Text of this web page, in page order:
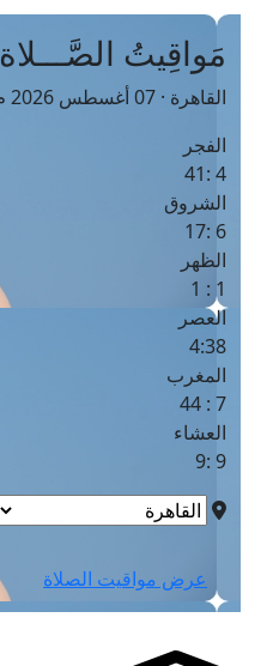
مَواقِيتُ الصَّـــلاة
القاهرة · 07 أغسطس 2026 م
الفجر
4 :41
الشروق
6 :17
الظهر
1 : 1
العصر
4:38
المغرب
7 : 44
العشاء
9 :9
عرض مواقيت الصلاة